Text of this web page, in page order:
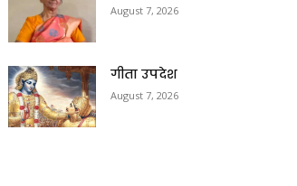
August 7, 2026
गीता उपदेश
August 7, 2026